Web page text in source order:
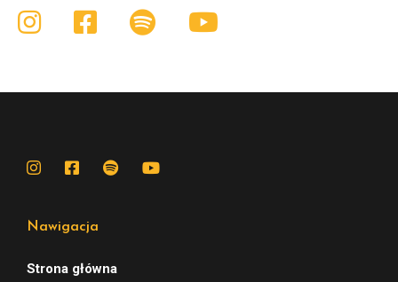
Nawigacja
Strona główna